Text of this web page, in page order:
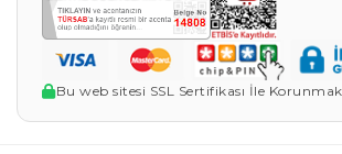
Bu web sitesi SSL Sertifikası İle